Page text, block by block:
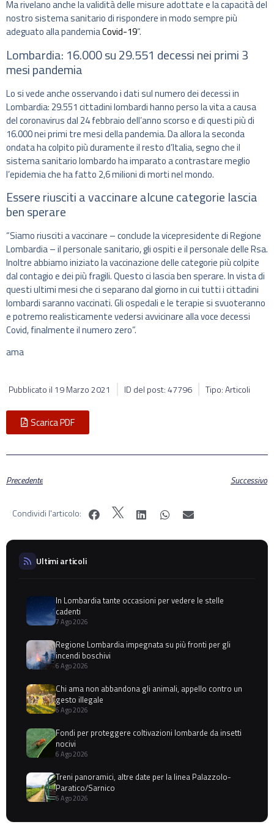
Ma rivelano anche la validità delle misure adottate e la capacità del
nostro sistema sanitario di rispondere in modo sempre più
adeguato alla pandemiaCovid-19“.
Lombardia: 16.000 su 29.551 decessi nei primi 3
mesi pandemia
Lo si vede anche osservando i dati sul numero dei decessi in
Lombardia: 29.551 cittadini lombardi hanno perso la vita a causa
del coronavirus dal 24 febbraio dell’anno scorso e di questi più di
16.000 nei primi tre mesi della pandemia. Da allora la seconda
ondata ha colpito più duramente il resto d’Italia, segno che il
sistema sanitario lombardo ha imparato a contrastare meglio
l’epidemia che ha fatto 2,6 milioni di morti nel mondo.
Essere riusciti a vaccinare alcune categorie lascia
ben sperare
“Siamo riusciti a vaccinare – conclude la vicepresidente di Regione
Lombardia – il personale sanitario, gli ospiti e il personale delle Rsa.
Inoltre abbiamo iniziato la vaccinazione delle categorie più colpite
dal contagio e dei più fragili. Questo ci lascia ben sperare. In vista di
questi ultimi mesi che ci separano dal giorno in cui tutti i cittadini
lombardi saranno vaccinati. Gli ospedali e le terapie si svuoteranno
e potremo realisticamente vedersi avvicinare alla voce decessi
Covid, finalmente il numero zero”.
ama
Pubblicato il 19 Marzo 2021 ID del post: 47796 Tipo: Articoli
Scarica PDF
Precedente Successivo
Condividi l'articolo:
Ultimi articoli
In Lombardia tante occasioni per vedere le stelle
cadenti
7 Ago 2026
Regione Lombardia impegnata su più fronti per gli
incendi boschivi
6 Ago 2026
Chi ama non abbandona gli animali, appello contro un
gesto illegale
6 Ago 2026
Fondi per proteggere coltivazioni lombarde da insetti
nocivi
6 Ago 2026
Treni panoramici, altre date per la linea Palazzolo-
Paratico/Sarnico
6 Ago 2026